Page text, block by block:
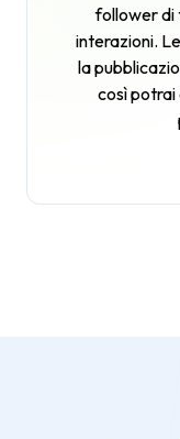
follower di
interazioni.
la
così potrai